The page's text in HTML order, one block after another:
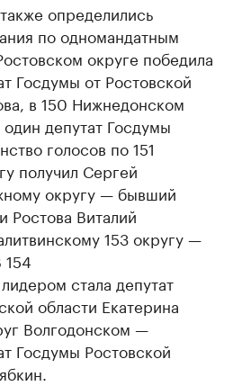
определились
по одномандатным
округе победила
Госдумы от Ростовской
в 150 Нижнедонском
депутат Госдумы
голосов по 151
получил Сергей
округу — бывший
Ростова Виталий
153 округу —
154
стала депутат
области Екатерина
Волгодонском —
Госдумы Ростовской